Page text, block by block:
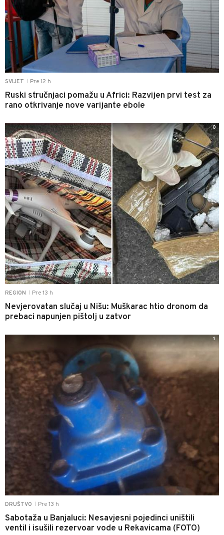
SVIJET Pre 12 h
Ruski stručnjaci pomažu u Africi: Razvijen prvi test za
rano otkrivanje nove varijante ebole
REGION Pre 13 h
Nevjerovatan slučaj u Nišu: Muškarac htio dronom da
prebaci napunjen pištolj u zatvor
0
DRUŠTVO Pre 13 h
Sabotaža u Banjaluci: Nesavjesni pojedinci uništili
ventil i isušili rezervoar vode u Rekavicama (FOTO)
1